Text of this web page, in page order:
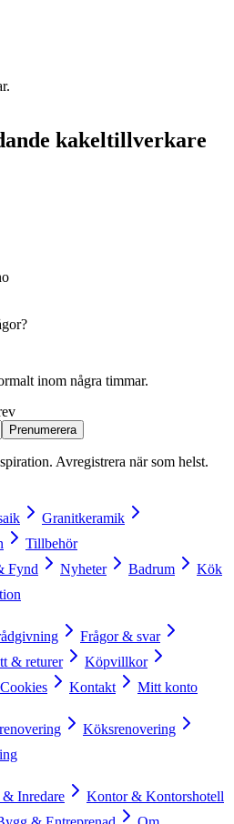
kakeltillverkare
inom några timmar.
Prenumerera
Avregistrera när som helst.
Granitkeramik
Tillbehör
Fynd Nyheter Badrum
Kök
Frågor & svar
& returer
Köpvillkor
Cookies Kontakt
Mitt konto
Köksrenovering
Inredare
Kontor & Kontorshotell